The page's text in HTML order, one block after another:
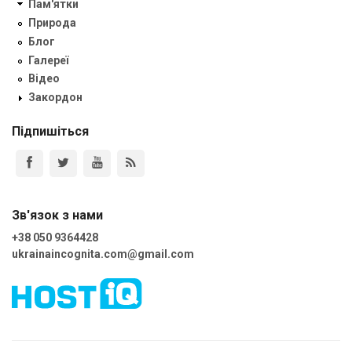
Пам'ятки
Природа
Блог
Галереї
Відео
Закордон
Підпишіться
Зв'язок з нами
+38 050 9364428
ukrainaincognita.com@gmail.com